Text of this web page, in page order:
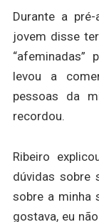
Durante a
jovem disse
“afeminadas”
levou a
pessoas da
recordou.
Ribeiro
dúvidas sobre
sobre a minha
gostava, eu